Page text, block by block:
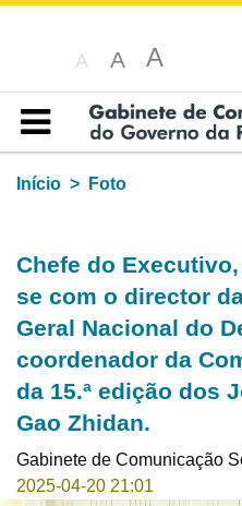
A A A
Índice
Início
Foto
Chefe do
se com o director
Geral Nacional do
coordenador da
da 15.ª edição dos
Gao Zhidan.
Gabinete de Comunicação
2025-04-20 21:01